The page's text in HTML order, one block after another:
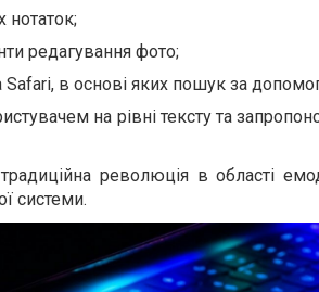
нотаток;
редагування фото;
Safari, в основі яких пошук за
на рівні тексту та
революція в області
системи.